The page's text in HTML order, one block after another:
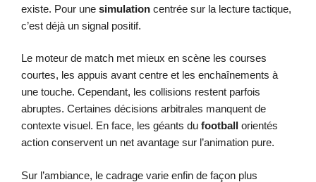
existe. Pour une simulation centrée sur la lecture tactique,
c’est déjà un signal positif.
Le moteur de match met mieux en scène les courses
courtes, les appuis avant centre et les enchaînements à
une touche. Cependant, les collisions restent parfois
abruptes. Certaines décisions arbitrales manquent de
contexte visuel. En face, les géants du football orientés
action conservent un net avantage sur l’animation pure.
Sur l’ambiance, le cadrage varie enfin de façon plus